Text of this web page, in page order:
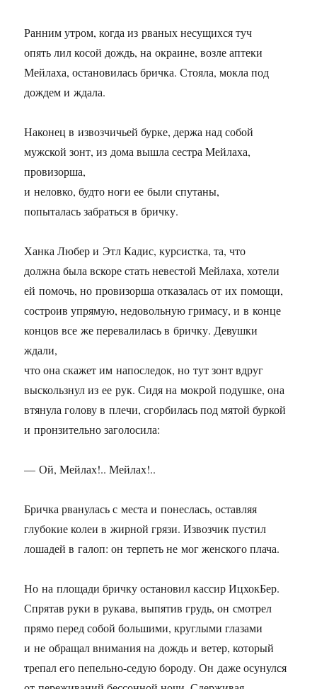
Ранним утром, когда из рваных несущихся туч
опять лил косой дождь, на окраине, возле аптеки
Мейлаха, остановилась бричка. Стояла, мокла под
дождем и ждала.
Наконец в извозчичьей бурке, держа над собой
мужской зонт, из дома вышла сестра Мейлаха,
провизорша,
и неловко, будто ноги ее были спутаны,
попыталась забраться в бричку.
Ханка Любер и Этл Кадис, курсистка, та, что
должна была вскоре стать невестой Мейлаха, хотели
ей помочь, но провизорша отказалась от их помощи,
состроив упрямую, недовольную гримасу, и в конце
концов все же перевалилась в бричку. Девушки
ждали,
что она скажет им напоследок, но тут зонт вдруг
выскользнул из ее рук. Сидя на мокрой подушке, она
втянула голову в плечи, сгорбилась под мятой буркой
и пронзительно заголосила:
— Ой, Мейлах!.. Мейлах!..
Бричка рванулась с места и понеслась, оставляя
глубокие колеи в жирной грязи. Извозчик пустил
лошадей в галоп: он терпеть не мог женского плача.
Но на площади бричку остановил кассир ИцхокБер.
Спрятав руки в рукава, выпятив грудь, он смотрел
прямо перед собой большими, круглыми глазами
и не обращал внимания на дождь и ветер, который
трепал его пепельно-седую бороду. Он даже осунулся